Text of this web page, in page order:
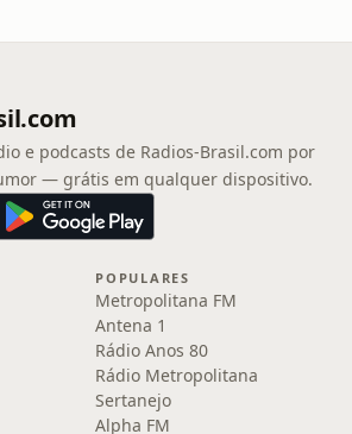
e podcasts de Radios-Brasil.com por
— grátis em qualquer dispositivo.
POPULARES
Metropolitana FM
Antena 1
Rádio Anos 80
Rádio Metropolitana
Sertanejo
Alpha FM